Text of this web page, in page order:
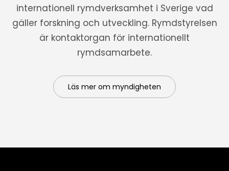
internationell rymdverksamhet i Sverige vad
gäller forskning och utveckling. Rymdstyrelsen
är kontaktorgan för internationellt
rymdsamarbete.
Läs mer om myndigheten